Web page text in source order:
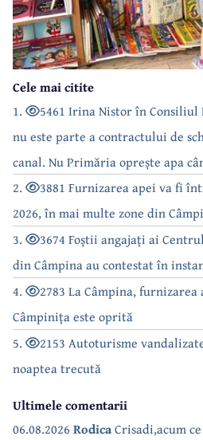
Cele mai citite
1.
5461 Irina Nistor în Consiliul
nu este parte a contractului de
canal. Nu Primăria oprește apa
2.
3881 Furnizarea apei va fi
2026, în mai multe zone din
3.
3674 Foștii angajați ai
din Câmpina au contestat în
4.
2783 La Câmpina,
Câmpinița este oprită
5.
2153 Autoturisme
noaptea trecută
Ultimele comentarii
06.08.2026 RodicaCrisadi,acum